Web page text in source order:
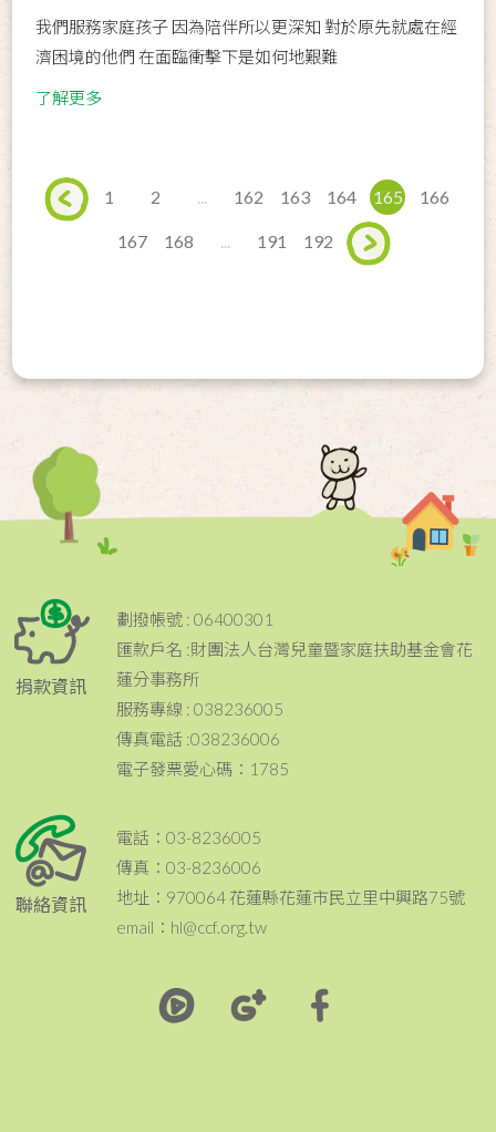
我們服務家庭孩子 因為陪伴所以更深知 對於原先就處在經
濟困境的他們 在面臨衝擊下是如何地艱難
了解更多
1 2 162 163 164 165 166
167 168 191 192
捐款資訊
劃撥帳號 : 06400301
匯款戶名 :財團法人台灣兒童暨家庭扶助基金會花
蓮分事務所
服務專線 : 038236005
傳真電話 :038236006
電子發票愛心碼：1785
聯絡資訊
電話：03-8236005
傳真：03-8236006
地址：970064 花蓮縣花蓮市民立里中興路75號
email：hl@ccf.org.tw